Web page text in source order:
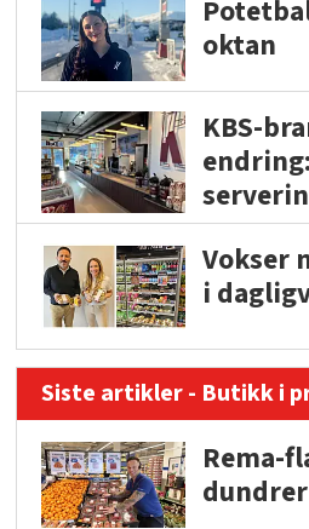
oktan
KBS-
Vokser
i
Siste artikler - Butikk i
Rema-